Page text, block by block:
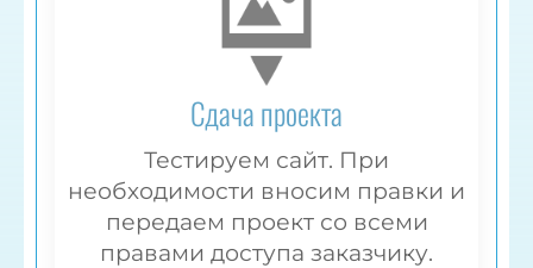
Сдача проекта
Тестируем сайт. При
необходимости вносим правки и
передаем проект со всеми
правами доступа заказчику.